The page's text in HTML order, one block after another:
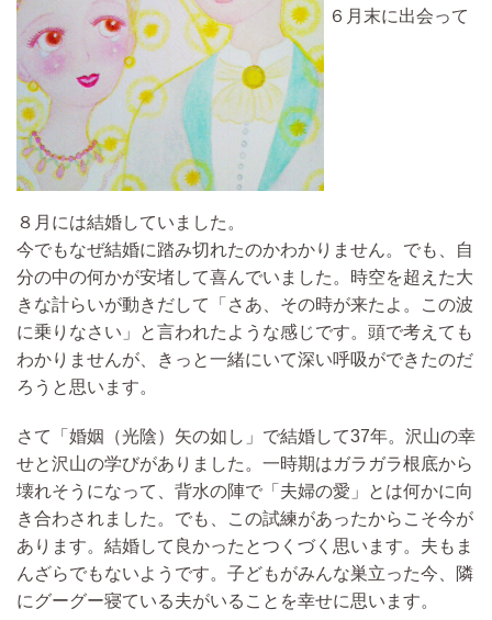
６月末に出会って
８月には結婚していました。
今でもなぜ結婚に踏み切れたのかわかりません。でも、自
分の中の何かが安堵して喜んでいました。 時空を超えた大
きな計らいが動きだして「さあ、その時が来たよ。この波
に乗りなさい」と言われたような感じです。 頭で考えても
わかりませんが、きっと一緒にいて深い呼吸ができたのだ
ろうと思います。
さて「婚姻（光陰）矢の如し」で結婚して37年。沢山の幸
せと沢山の学びがありました。一時期はガラガラ根底から
壊れそうになって、背水の陣で「夫婦の愛」とは何かに向
き合わされました。でも、この試練があったからこそ今が
あります。結婚して良かったとつくづく思います。夫もま
んざらでもないようです。子どもがみんな巣立った今、隣
にグーグー寝ている夫がいることを幸せに思います。